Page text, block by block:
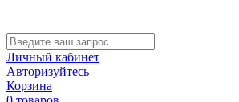
Личный кабинет
Авторизуйтесь
Корзина